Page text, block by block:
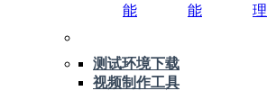
能
能
理
测试环境下载
视频制作工具